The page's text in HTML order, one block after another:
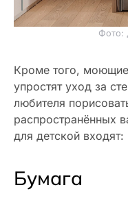
Фото:
Кроме того,
упростят уход за
любителя
распространённых
для детской входят:
Бумага